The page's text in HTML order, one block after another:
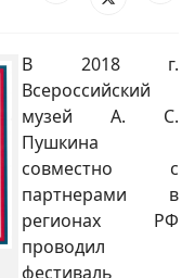
В 2018 г.
Всероссийский
музей А. С.
Пушкина
совместно с
партнерами в
регионах РФ
проводил
фестиваль